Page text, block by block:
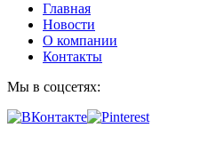
Главная
Новости
О компании
Контакты
Мы в соцсетях: